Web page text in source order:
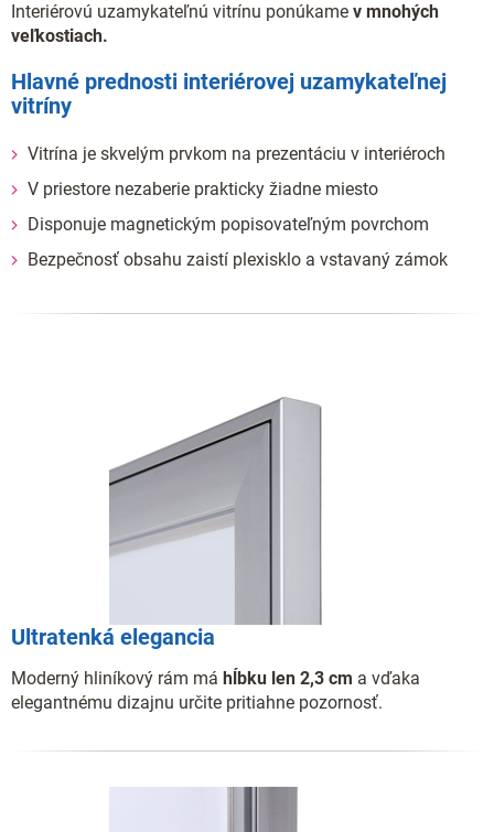
Interiérovú uzamykateľnú vitrínu ponúkame v mnohých
veľkostiach.
Hlavné prednosti interiérovej uzamykateľnej
vitríny
Vitrína je skvelým prvkom na prezentáciu v interiéroch
V priestore nezaberie prakticky žiadne miesto
Disponuje magnetickým popisovateľným povrchom
Bezpečnosť obsahu zaistí plexisklo a vstavaný zámok
Ultratenká elegancia
Moderný hliníkový rám má hĺbku len 2,3 cm a vďaka
elegantnému dizajnu určite pritiahne pozornosť.